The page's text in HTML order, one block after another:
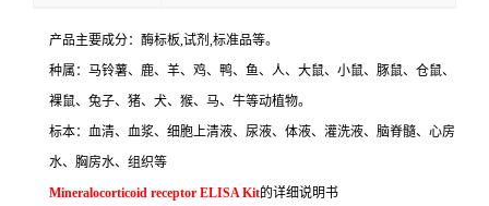
产品主要成分：酶标板,试剂 ,标准品等。
种属：马铃薯、鹿、羊、鸡、鸭、鱼、人、大鼠、小鼠、豚鼠、仓鼠、
裸鼠、兔子、猪、犬、猴、马、牛等动植物。
标本：血清、血浆、细胞上清液、尿液、体液、灌洗液、脑脊髓、心房
水、胸房水、组织等
Mineralocorticoid receptor ELISA Kit的详细说明书